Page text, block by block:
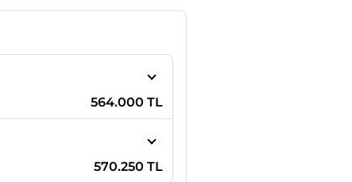
564.000 TL
570.250 TL